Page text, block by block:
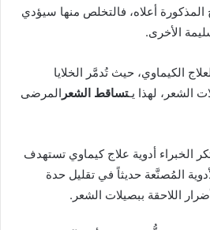
أعلاه، فالتخلص منها سيؤدي
الأخرى.
الكيماوي، حيث تُدمَّر الخلايا
الشعر، لهذا يـتساقط الشعر المرضى
الخبراء أدوية علاج كيماوي تستهدف
المُصنَّعة حديثاً في تقليل حدة
اللاحقة ببصيلات الشعر.